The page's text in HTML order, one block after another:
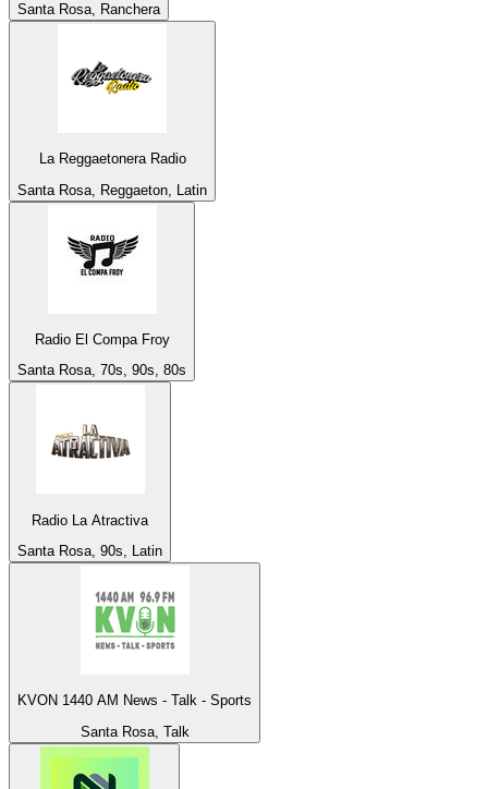
Santa Rosa, Ranchera
La Reggaetonera Radio
Santa Rosa, Reggaeton, Latin
Radio El Compa Froy
Santa Rosa, 70s, 90s, 80s
Radio La Atractiva
Santa Rosa, 90s, Latin
KVON 1440 AM News - Talk - Sports
Santa Rosa, Talk